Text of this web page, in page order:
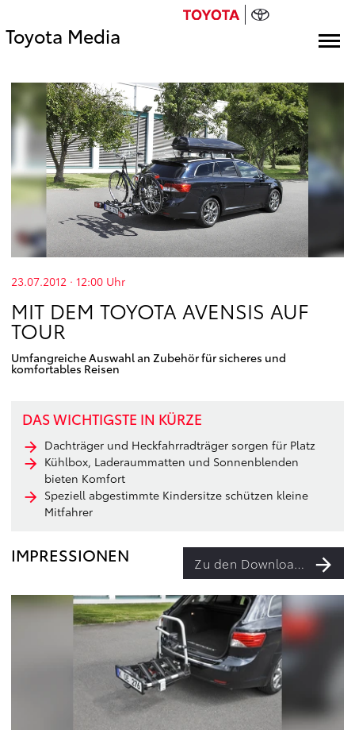
Toyota Media
23.07.2012 · 12:00 Uhr
MIT DEM TOYOTA AVENSIS AUF
TOUR
Umfangreiche Auswahl an Zubehör für sicheres und
komfortables Reisen
DAS WICHTIGSTE IN KÜRZE
Dachträger und Heckfahrradträger sorgen für Platz
Kühlbox, Laderaummatten und Sonnenblenden
bieten Komfort
Speziell abgestimmte Kindersitze schützen kleine
Mitfahrer
IMPRESSIONEN Zu den Downloads